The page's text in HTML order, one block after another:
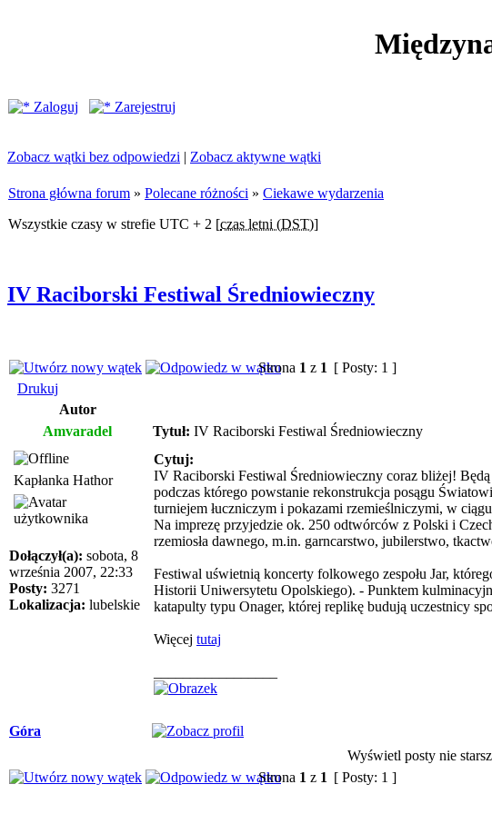
Zaloguj
Zarejestruj
Zobacz wątki bez odpowiedzi | Zobacz aktywne wątki
Strona główna forum » Polecane różności » Ciekawe wydarzenia
Wszystkie czasy w strefie UTC + 2 [czas letni (DST)]
IV Raciborski Festiwal Średniowieczny
Strona 1 z 1 [ Posty: 1 ]
Drukuj
Autor
Amvaradel
Tytuł: IV Raciborski Festiwal Średniowieczny
Kapłanka Hathor
Dołączył(a): sobota, 8
września 2007, 22:33
Posty: 3271
Lokalizacja: lubelskie
Cytuj:
IV Raciborski Festiwal Średniowieczny coraz bliżej!
podczas którego powstanie rekonstrukcja posągu
turniejem łuczniczym i pokazami rzemieślniczymi, w
Na imprezę przyjedzie ok. 250 odtwórców z Polski i
rzemiosła dawnego, m.in. garncarstwo, jubilerstwo,
Festiwal uświetnią koncerty folkowego zespołu Jar,
Historii Uniwersytetu Opolskiego). - Punktem
katapulty typu Onager, której replikę budują uczestnicy
Więcej tutaj
Góra
Wyświetl posty nie
Strona 1 z 1 [ Posty: 1 ]